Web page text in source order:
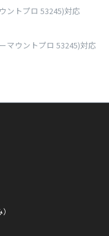
ントプロ 53245)対応
マウントプロ 53245)対応